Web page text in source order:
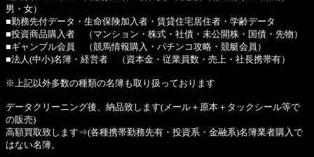
男・女）
■勤務先付データ・生命保険加入者・賃貸住宅居住者・学齢データ
■投資商品購入者 （マンション・株式・社債・未公開株・国債・先物）
■ギャンブル会員 （競馬情報購入・パチンコ攻略・競艇会員）
■法人(中小)名簿・経営者 （資本金・従業員数・売上・社長携帯有）
※上記以外多数の種類の名簿も取り扱っております
データクリーニング後、納品致します(メール＋原本＋タックシール等で
の販売)
高額買取致します⇒(各種携帯勤務先有・投資系・金融系)名簿業者購入で
はない名簿。